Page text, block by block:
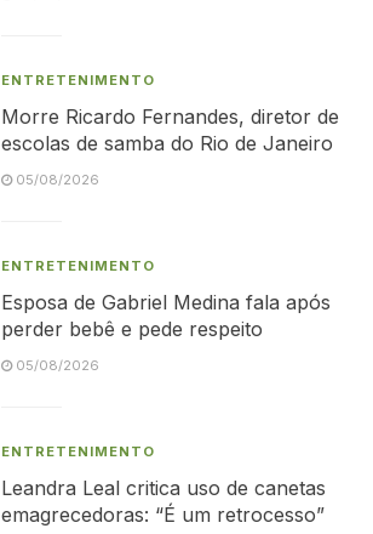
ENTRETENIMENTO
Morre Ricardo Fernandes, diretor de
escolas de samba do Rio de Janeiro
05/08/2026
ENTRETENIMENTO
Esposa de Gabriel Medina fala após
perder bebê e pede respeito
05/08/2026
ENTRETENIMENTO
Leandra Leal critica uso de canetas
emagrecedoras: “É um retrocesso”